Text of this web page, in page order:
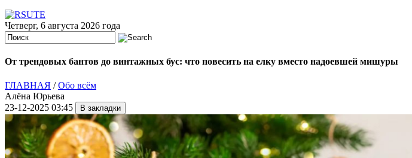
Четверг, 6 августа 2026 года
От трендовых бантов до винтажных бус: что повесить на елку вместо надоевшей мишуры
ГЛАВНАЯ /Обо всём
Алёна Юрьева
23-12-2025 03:45